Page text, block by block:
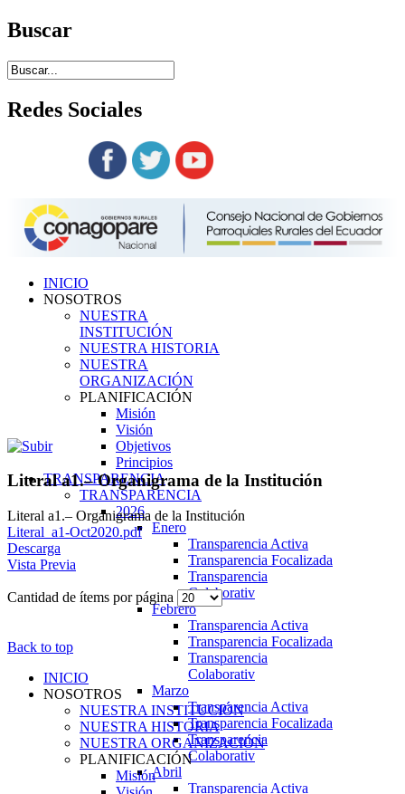
Buscar
Redes Sociales
INICIO
NOSOTROS
NUESTRA
INSTITUCIÓN
NUESTRA HISTORIA
NUESTRA
ORGANIZACIÓN
PLANIFICACIÓN
Misión
Visión
Objetivos
Principios
TRANSPARENCIA
TRANSPARENCIA
2026
Enero
Transparencia Activa
Transparencia Focalizada
Transparencia
Colaborativ
Febrero
Transparencia Activa
Transparencia Focalizada
Transparencia
Colaborativ
Marzo
Transparencia Activa
Transparencia Focalizada
Transparencia
Colaborativ
Abril
Transparencia Activa
Literal a1.– Organigrama de la Institución
Literal a1.– Organigrama de la Institución
Literal_a1-Oct2020.pdf
Descarga
Vista Previa
Cantidad de ítems por página
Back to top
INICIO
NOSOTROS
NUESTRA INSTITUCIÓN
NUESTRA HISTORIA
NUESTRA ORGANIZACIÓN
PLANIFICACIÓN
Misión